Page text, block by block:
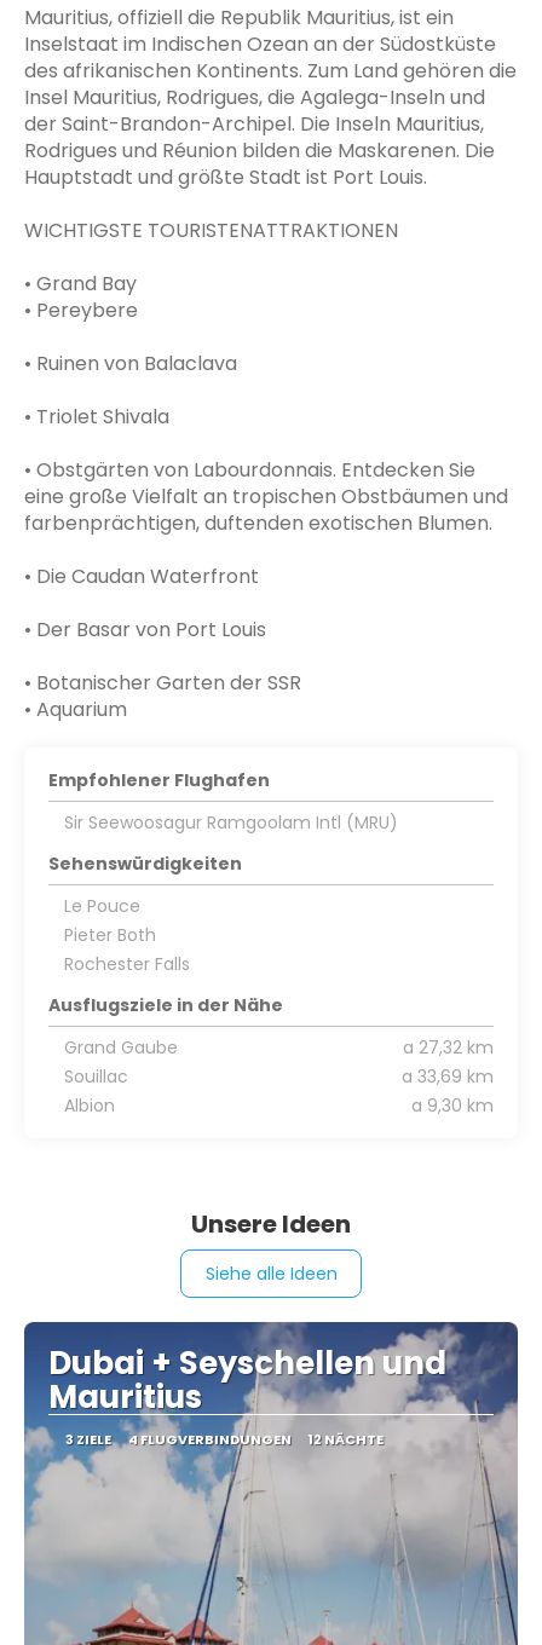
Mauritius, offiziell die Republik Mauritius, ist ein
Inselstaat im Indischen Ozean an der Südostküste
des afrikanischen Kontinents. Zum Land gehören die
Insel Mauritius, Rodrigues, die Agalega-Inseln und
der Saint-Brandon-Archipel. Die Inseln Mauritius,
Rodrigues und Réunion bilden die Maskarenen. Die
Hauptstadt und größte Stadt ist Port Louis.
WICHTIGSTE TOURISTENATTRAKTIONEN
• Grand Bay
• Pereybere
• Ruinen von Balaclava
• Triolet Shivala
• Obstgärten von Labourdonnais. Entdecken Sie
eine große Vielfalt an tropischen Obstbäumen und
farbenprächtigen, duftenden exotischen Blumen.
• Die Caudan Waterfront
• Der Basar von Port Louis
• Botanischer Garten der SSR
• Aquarium
Empfohlener Flughafen
Sir Seewoosagur Ramgoolam Intl (MRU)
Sehenswürdigkeiten
Le Pouce
Pieter Both
Rochester Falls
Ausflugsziele in der Nähe
Grand Gaube
a 27,32 km
Souillac
a 33,69 km
Albion
a 9,30 km
Unsere Ideen
Siehe alle Ideen
Dubai + Seyschellen und
Mauritius
3 ZIELE 4 FLUGVERBINDUNGEN 12 NÄCHTE